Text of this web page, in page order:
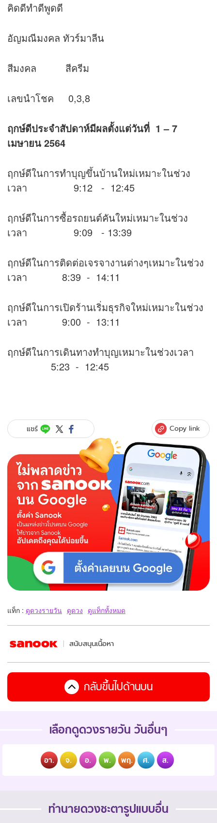
คิดดีทำดีพูดดี
อัญมณีมงคล ทัวร์มาลีน
สีมงคล สีครีม
เลขนำโชค 0,3,8
ฤกษ์ดีประจำสัปดาห์มีผลตั้งแต่วันที่ 1 – 7
เมษายน 2564
ฤกษ์ดีในการทำบุญขึ้นบ้านใหม่เหมาะในช่วง
เวลา 9:12 - 12:45
ฤกษ์ดีในการซื้อรถยนต์คันใหม่เหมาะในช่วง
เวลา 9:09 - 13:39
ฤกษ์ดีในการติดต่อเจรจางานต่างๆเหมาะในช่วง
เวลา 8:39 - 14:11
ฤกษ์ดีในการเปิดร้านเริ่มธุรกิจใหม่เหมาะในช่วง
เวลา 9:00 - 13:11
ฤกษ์ดีในการเดินทางทำบุญเหมาะในช่วงเวลา
5:23 - 12:45
แชร์ Copy link
แท็ก : ดูดวงรายวัน ดูดวง ดูแท็กทั้งหมด
สนับสนุนเนื้อหา
กลับขึ้นไปด้านบน
เลือกดูดวงรายวัน วันอื่นๆ
อา. จ. อ. พ. พฤ. ศ. ส.
ทำนายดวงชะตารูปแบบอื่น